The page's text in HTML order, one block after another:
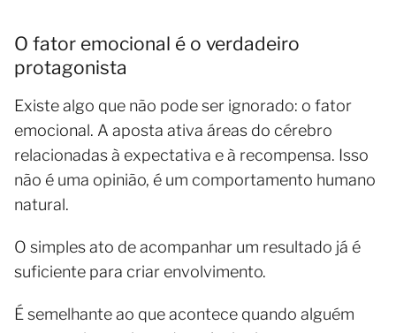
O fator emocional é o verdadeiro
protagonista
Existe algo que não pode ser ignorado: o fator
emocional. A aposta ativa áreas do cérebro
relacionadas à expectativa e à recompensa. Isso
não é uma opinião, é um comportamento humano
natural.
O simples ato de acompanhar um resultado já é
suficiente para criar envolvimento.
É semelhante ao que acontece quando alguém